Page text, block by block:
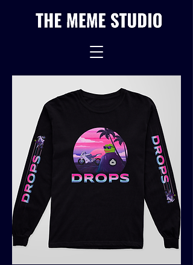
Pixel Kunst